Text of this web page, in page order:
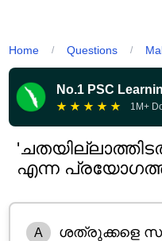
Home / Questions /
No.1 PSC
★ ★ ★ ★ ★ 1M+
എന്ന
A ശത്രുക്കളെ